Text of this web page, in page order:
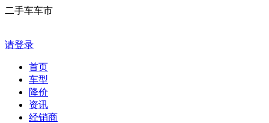
二手车车市
请登录
首页
车型
降价
资讯
经销商